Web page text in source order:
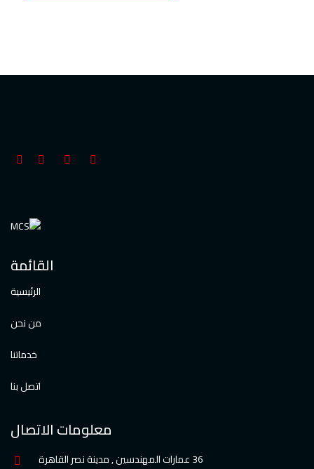
القائمة
الرئيسية
من نحن
خدماتنا
اتصل بنا
معلومات الاتصال
36 عمارات المهندسين , مدينة نصر القاهرة